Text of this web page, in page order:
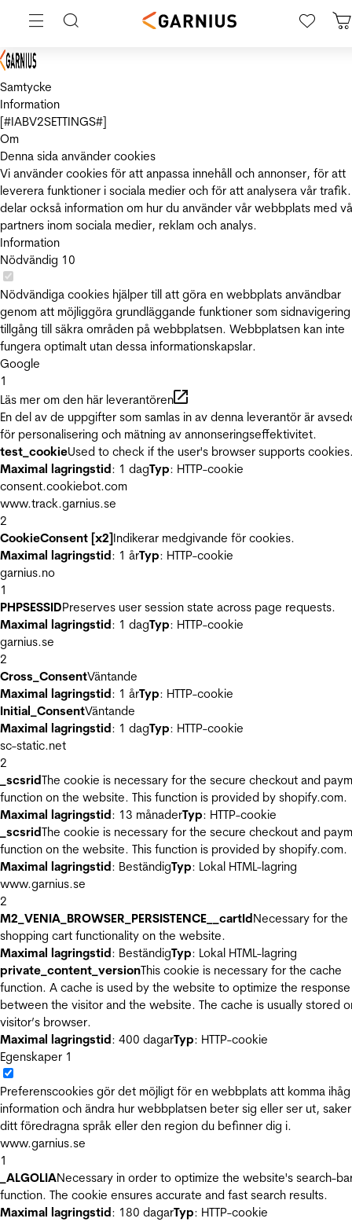
Samtycke
Information
[#IABV2SETTINGS#]
Om
Denna sida använder cookies
Vi använder cookies för att anpassa innehåll och annonser, för att
leverera funktioner i sociala medier och för att analysera vår
delar också information om hur du använder vår webbplats med
partners inom sociala medier, reklam och analys.
Information
Nödvändig 10
Nödvändiga cookies hjälper till att göra en webbplats användbar
genom att möjliggöra grundläggande funktioner som
tillgång till säkra områden på webbplatsen. Webbplatsen kan inte
fungera optimalt utan dessa informationskapslar.
Google
1
Läs mer om den här leverantören
En del av de uppgifter som samlas in av denna leverantör är
för personalisering och mätning av annonseringseffektivitet.
test_cookieUsed to check if the user's browser supports
Maximal lagringstid: 1 dagTyp: HTTP-cookie
consent.cookiebot.com
www.track.garnius.se
2
CookieConsent [x2]Indikerar medgivande för cookies.
Maximal lagringstid: 1 årTyp: HTTP-cookie
garnius.no
1
PHPSESSIDPreserves user session state across page requests.
Maximal lagringstid: 1 dagTyp: HTTP-cookie
garnius.se
2
Cross_ConsentVäntande
Maximal lagringstid: 1 årTyp: HTTP-cookie
Initial_ConsentVäntande
Maximal lagringstid: 1 dagTyp: HTTP-cookie
sc-static.net
2
_scsridThe cookie is necessary for the secure checkout and
function on the website. This function is provided by shopify.com.
Maximal lagringstid: 13 månaderTyp: HTTP-cookie
_scsridThe cookie is necessary for the secure checkout and
function on the website. This function is provided by shopify.com.
Maximal lagringstid: BeständigTyp: Lokal HTML-lagring
www.garnius.se
2
M2_VENIA_BROWSER_PERSISTENCE__cartIdNecessary for the
shopping cart functionality on the website.
Maximal lagringstid: BeständigTyp: Lokal HTML-lagring
private_content_versionThis cookie is necessary for the cache
function. A cache is used by the website to optimize the
between the visitor and the website. The cache is usually stored
visitor’s browser.
Maximal lagringstid: 400 dagarTyp: HTTP-cookie
Egenskaper 1
Preferenscookies gör det möjligt för en webbplats att komma ihåg
information och ändra hur webbplatsen beter sig eller ser ut,
ditt föredragna språk eller den region du befinner dig i.
www.garnius.se
1
_ALGOLIANecessary in order to optimize the website's search-
function. The cookie ensures accurate and fast search results.
Maximal lagringstid: 180 dagarTyp: HTTP-cookie